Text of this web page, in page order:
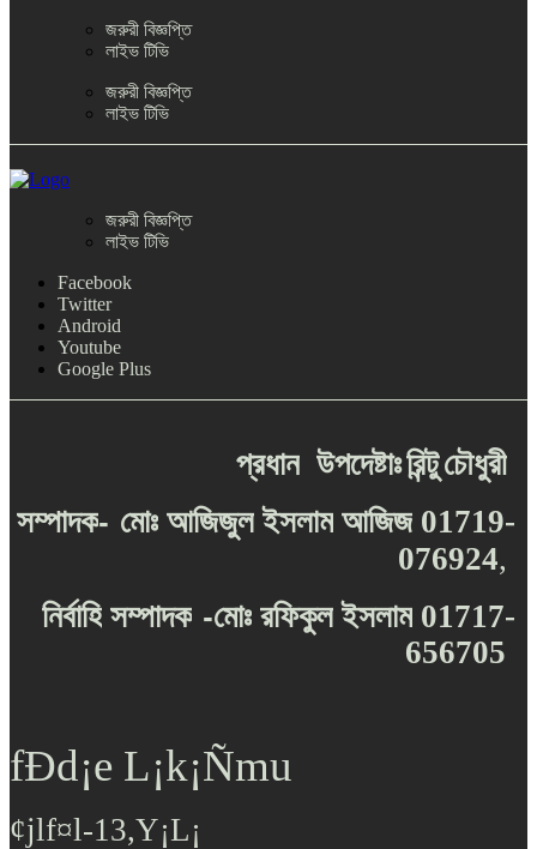
জরুরী বিজ্ঞপ্তি
লাইভ টিভি
জরুরী বিজ্ঞপ্তি
লাইভ টিভি
জরুরী বিজ্ঞপ্তি
লাইভ টিভি
Facebook
Twitter
Android
Youtube
Google Plus
প্রধান উপদেষ্টাঃরিন্টুচৌধুরী
সম্পাদক- মোঃ আজিজুল ইসলাম আজিজ 01719-
076924,
নির্বাহি সম্পাদক -মোঃ রফিকুল ইসলাম 01717-
656705
fÐd¡e L¡k¡Ñmu
¢jlf¤l-13,Y¡L¡